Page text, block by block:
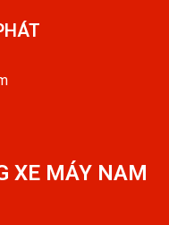
XE MÁY NAM